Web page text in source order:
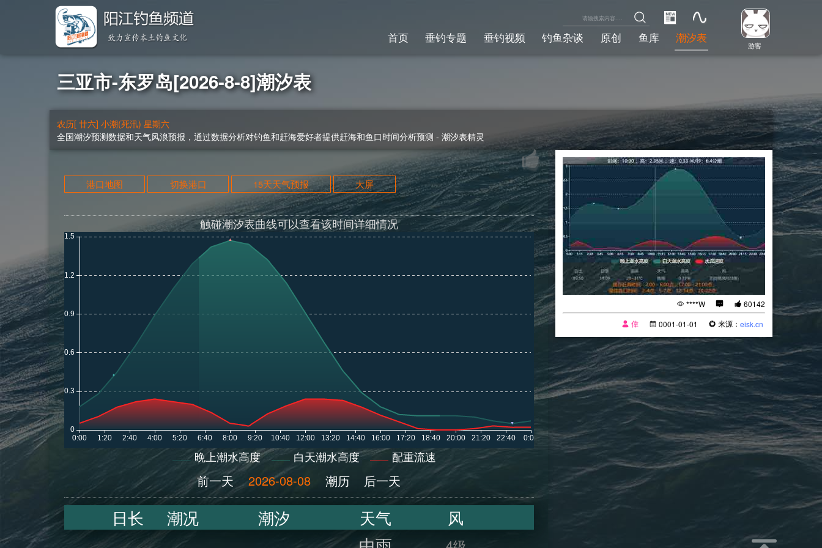
游客
首页 垂钓专题 垂钓视频 钓鱼杂谈 原创 鱼库 潮汐表
三亚市-东罗岛[2026-8-8]潮汐表
农历[ 廿六] 小潮(死汛) 星期六
全国潮汐预测数据和天气风浪预报，通过数据分析对钓鱼和赶海爱好者提供赶海和鱼口时间分析预测 - 潮汐表精灵
港口地图 切换港口 15天天气预报 大屏
触碰潮汐表曲线可以查看该时间详细情况
晚上潮水高度 白天潮水高度 配重流速
前一天 2026-08-08 潮历 后一天
日长 潮况 潮汐 天气 风
****W
60142
偉
0001-01-01 来源：eisk.cn